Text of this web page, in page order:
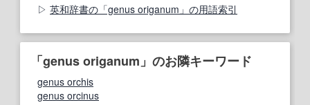
英和辞書の「genus origanum」の用語索引
「genus origanum」のお隣キーワード
genus orchis
genus orcinus